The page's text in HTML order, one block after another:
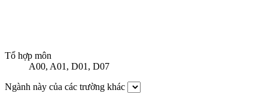
Tổ hợp môn
A00, A01, D01, D07
Ngành này của các trường khác